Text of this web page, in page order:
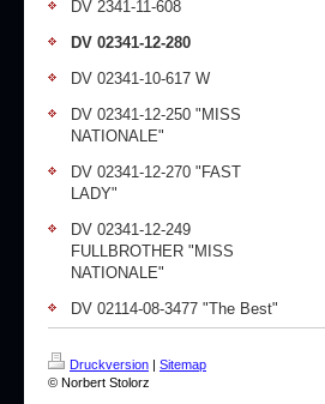
DV 2341-11-608
DV 02341-12-280
DV 02341-10-617 W
DV 02341-12-250 "MISS
NATIONALE"
DV 02341-12-270 "FAST
LADY"
DV 02341-12-249
FULLBROTHER "MISS
NATIONALE"
DV 02114-08-3477 "The Best"
Druckversion | Sitemap
© Norbert Stolorz